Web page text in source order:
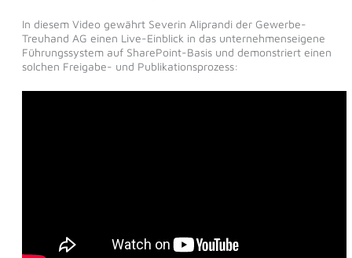
In diesem Video gewährt Severin Aliprandi der Gewerbe-
Treuhand AG einen Live-Einblick in das unternehmenseigene
Führungssystem auf SharePoint-Basis und demonstriert einen
solchen Freigabe- und Publikationsprozess: